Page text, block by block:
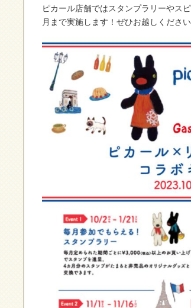
ピカール店舗ではスタンプラリーやス
月まで実施します！ぜひお越しくださ